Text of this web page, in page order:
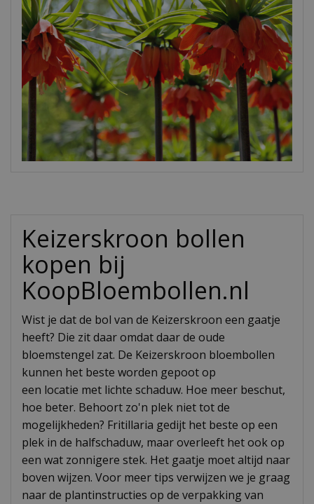
Keizerskroon bollen
kopen bij
KoopBloembollen.nl
Wist je dat de bol van de Keizerskroon een gaatje
heeft? Die zit daar omdat daar de oude
bloemstengel zat. De Keizerskroon bloembollen
kunnen het beste worden gepoot op
een locatie met lichte schaduw. Hoe meer beschut,
hoe beter. Behoort zo'n plek niet tot de
mogelijkheden? Fritillaria gedijt het beste op een
plek in de halfschaduw, maar overleeft het ook op
een wat zonnigere stek. Het gaatje moet altijd naar
boven wijzen. Voor meer tips verwijzen we je graag
naar de plantinstructies op de verpakking van